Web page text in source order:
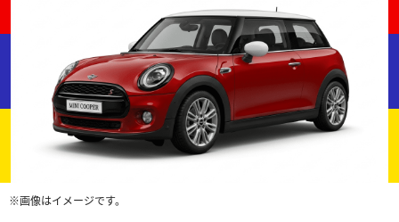
※画像はイメージです。